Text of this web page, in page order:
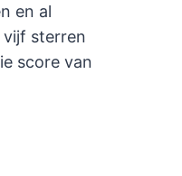
en al
sterren
score van